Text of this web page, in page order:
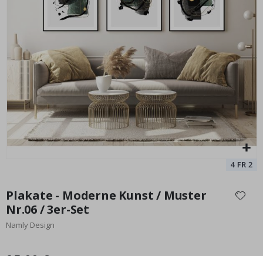
Poster - Espresso Pawfection
Special
Price
9,00 €
Anfang
der
Bildgalerie
springen
Plakate - Moderne Kunst / Muster
Nr.06 / 3er-Set
Namly Design